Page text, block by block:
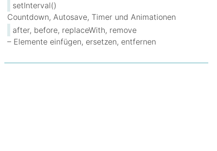
setInterval()
Countdown, Autosave, Timer und Animationen
after, before, replaceWith, remove
– Elemente einfügen, ersetzen, entfernen